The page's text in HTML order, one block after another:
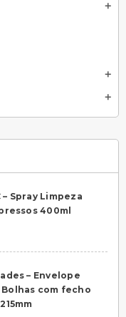
add
add
add
Spray Limpeza
400ml
– Envelope
com fecho